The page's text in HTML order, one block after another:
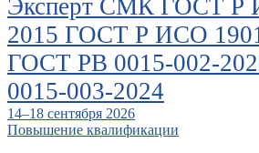
Эксперт СМК ГОСТ Р
2015 ГОСТ Р ИСО
ГОСТ РВ 0015-002-
0015-003-2024
14–18 сентября 2026
Повышение квалификации